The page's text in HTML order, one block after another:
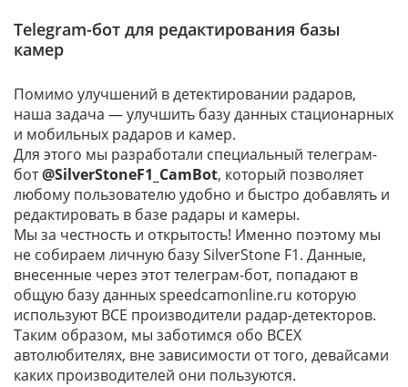
Telegram-бот для редактирования базы
камер
Помимо улучшений в детектировании радаров,
наша задача — улучшить базу данных стационарных
и мобильных радаров и камер.
Для этого мы разработали специальный телеграм-
бот@SilverStoneF1_CamBot, который позволяет
любому пользователю удобно и быстро добавлять и
редактировать в базе радары и камеры.
Мы за честность и открытость! Именно поэтому мы
не собираем личную базу SilverStone F1. Данные,
внесенные через этот телеграм-бот, попадают в
общую базу данных speedcamonline.ru которую
используют ВСЕ производители радар-детекторов.
Таким образом, мы заботимся обо ВСЕХ
автолюбителях, вне зависимости от того, девайсами
каких производителей они пользуются.